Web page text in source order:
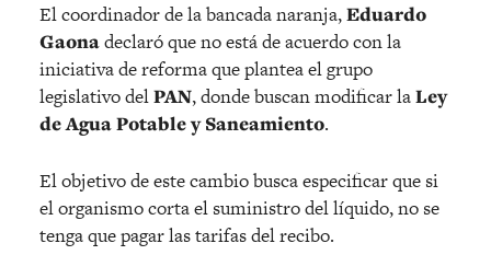
El coordinador de la bancada naranja,Eduardo
Gaonadeclaró que no está de acuerdo con la
iniciativa de reforma que plantea el grupo
legislativo delPAN, donde buscan modificar laLey
de Agua Potable y Saneamiento.
El objetivo de este cambio busca especificar que si
el organismo corta el suministro del líquido, no se
tenga que pagar las tarifas del recibo.